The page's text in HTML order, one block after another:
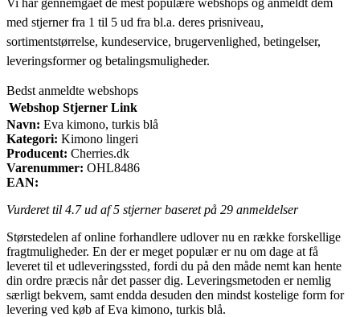
med stjerner fra 1 til 5 ud fra bl.a. deres prisniveau,
sortimentstørrelse, kundeservice, brugervenlighed, betingelser,
leveringsformer og betalingsmuligheder.
Bedst anmeldte webshops
Webshop Stjerner Link
Navn: Eva kimono, turkis blå
Kategori: Kimono lingeri
Producent: Cherries.dk
Varenummer: OHL8486
EAN:
Vurderet til 4.7ud af 5 stjerner baseret på 29 anmeldelser
Størstedelen af online forhandlere udlover nu en række forskellige
fragtmuligheder. En der er meget populær er nu om dage at få
leveret til et udleveringssted, fordi du på den måde nemt kan hente
din ordre præcis når det passer dig. Leveringsmetoden er nemlig
særligt bekvem, samt endda desuden den mindst kostelige form for
levering ved køb af Eva kimono, turkis blå.